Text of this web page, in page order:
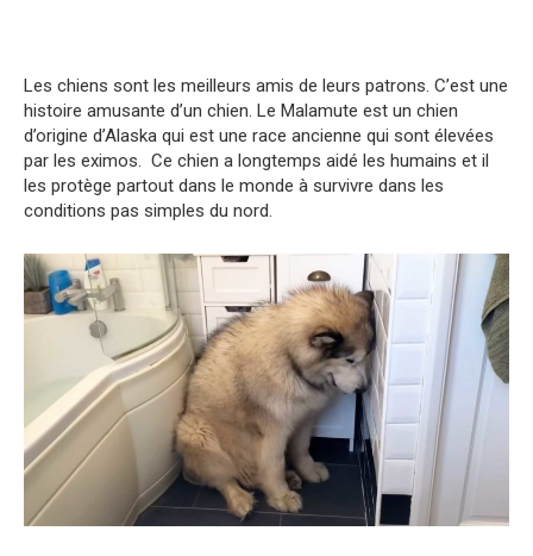
Les chiens sont les meilleurs amis de leurs patrons. C’est une
histoire amusante d’un chien. Le Malamute est un chien
d’origine d’Alaska qui est une race ancienne qui sont élevées
par les eximos. Ce chien a longtemps aidé les humains et il
les protège partout dans le monde à survivre dans les
conditions pas simples du nord.